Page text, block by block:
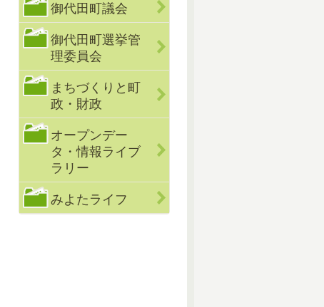
御代田町議会
御代田町選挙管
理委員会
まちづくりと町
政・財政
オープンデー
タ・情報ライブ
ラリー
みよたライフ